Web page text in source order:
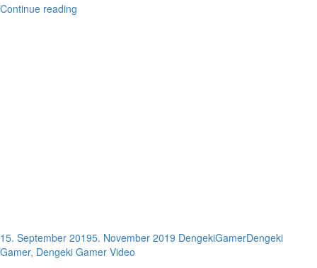
Continue reading
15. September 20195. November 2019 DengekiGamerDengeki
Gamer, Dengeki Gamer Video